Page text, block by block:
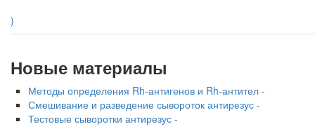
)
Новые материалы
Методы определения Rh-антигенов и Rh-антител -
Смешивание и разведение сывороток антирезус -
Тестовые сыворотки антирезус -